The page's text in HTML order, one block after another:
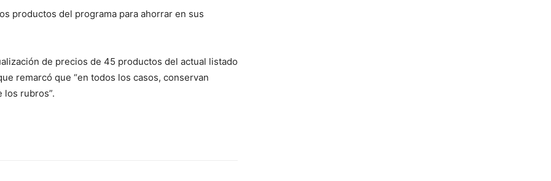
productos del programa para ahorrar en sus
de precios de 45 productos del actual listado
remarcó que “en todos los casos, conservan
los rubros”.